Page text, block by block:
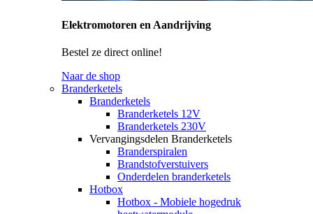
Elektromotoren en Aandrijving
Bestel ze direct online!
Naar de shop
Branderketels
Branderketels
Branderketels 12V
Branderketels 230V
Vervangingsdelen Branderketels
Branderspiralen
Brandstofverstuivers
Onderdelen branderketels
Hotbox
Hotbox - Mobiele hogedruk